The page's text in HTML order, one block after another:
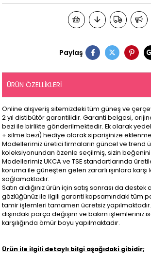
Paylaş
ÜRÜN ÖZELLIKLERI
Online alışveriş sitemizdeki tüm güneş ve
2 yıl distibütör garantilidir. Garanti belgesi,
bezi ile birlikte gönderilmektedir. Ek olarak
+ silme bezi) hediye olarak siparişinize
Modellerimiz üretici firmaların güncel ve trend
koleksiyonundan özenle seçilmiş, sizin
Modellerimiz UKCA ve TSE standartlarında
koruma ile güneşten gelen zararlı ışınlara karşı
sağlamaktadır:
Satın aldığınız ürün için satış sonrası da destek
gözlüğünüz ile ilgili garanti kapsamındaki tüm
tamir işlemleri tamamen ücretsiz
dışındaki parça değişim ve bakım işlemleriniz
karşılığında ömür boyu yapılmaktadır.
Ürün ile ilgili detaylı bilgi aşağıdaki gibidir;